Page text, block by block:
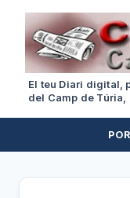
El teu Diari digital,
del Camp de